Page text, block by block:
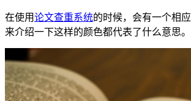
在使用论文查重系统的时候，会有一个相
来介绍一下这样的颜色都代表了什么意思。